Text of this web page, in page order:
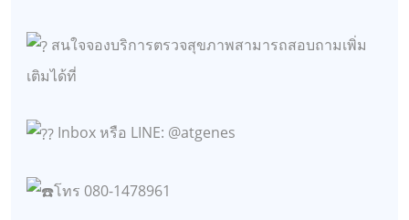
สนใจจองบริการตรวจสุขภาพสามารถสอบถามเพิ่ม
เติมได้ที่
Inbox หรือ LINE: @atgenes
โทร 080-1478961